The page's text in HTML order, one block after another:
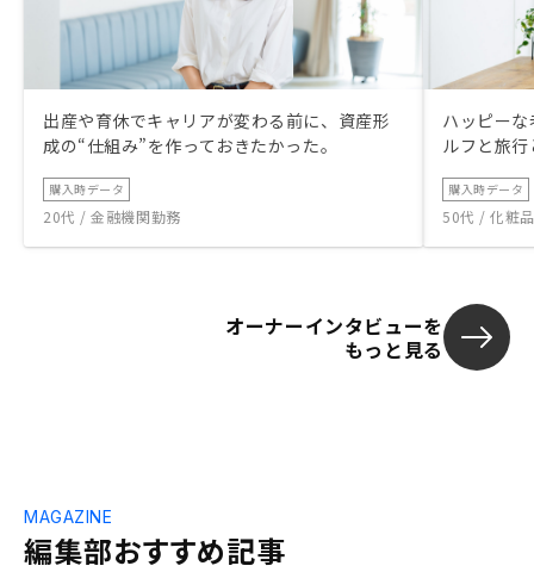
出産や育休でキャリアが変わる前に、資産形
成の“仕組み”を作っておきたかった。
購入時データ
20代 / 金融機関勤務
ハッピー
ルフと旅
購入時データ
50代 / 化粧
オーナーインタビューを
もっと見る
編集部おすすめ記事
MAGAZINE